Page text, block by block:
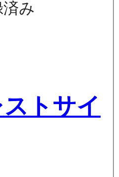
済み
トサイ